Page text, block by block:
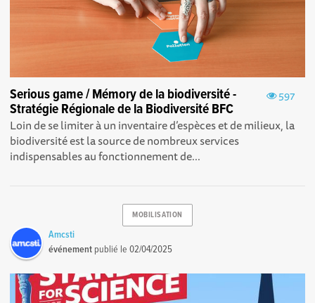
597
Serious game / Mémory de la biodiversité -
Stratégie Régionale de la Biodiversité BFC
Loin de se limiter à un inventaire d’espèces et de milieux, la
biodiversité est la source de nombreux services
indispensables au fonctionnement de...
MOBILISATION
Amcsti
événement publié le02/04/2025